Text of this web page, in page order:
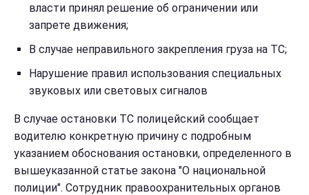
власти принял решение об ограничении или
запрете движения;
В случае неправильного закрепления груза на ТС;
Нарушение правил использования специальных
звуковых или световых сигналов
В случае остановки ТС полицейский сообщает
водителю конкретную причину с подробным
указанием обоснования остановки, определенного в
вышеуказанной статье закона "О национальной
полиции". Сотрудник правоохранительных органов